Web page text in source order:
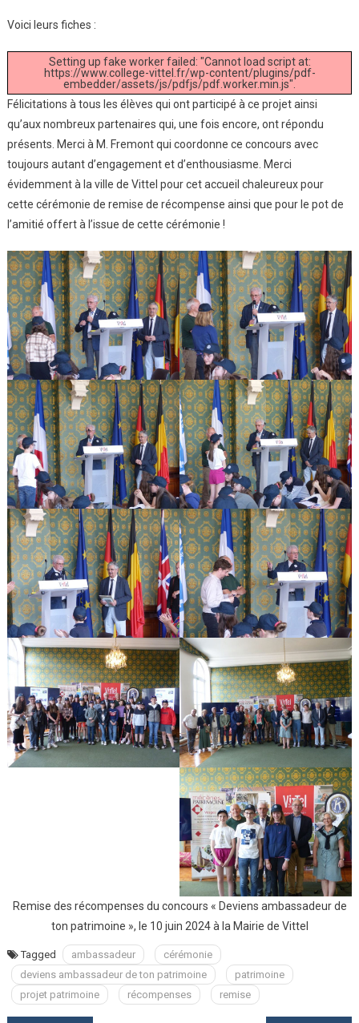
Voici leurs fiches :
Setting up fake worker failed: "Cannot load script at:
https://www.college-vittel.fr/wp-content/plugins/pdf-
embedder/assets/js/pdfjs/pdf.worker.min.js".
Félicitations à tous les élèves qui ont participé à ce projet ainsi
qu’aux nombreux partenaires qui, une fois encore, ont répondu
présents. Merci à M. Fremont qui coordonne ce concours avec
toujours autant d’engagement et d’enthousiasme. Merci
évidemment à la ville de Vittel pour cet accueil chaleureux pour
cette cérémonie de remise de récompense ainsi que pour le pot de
l’amitié offert à l’issue de cette cérémonie !
Remise des récompenses du concours « Deviens ambassadeur de
ton patrimoine », le 10 juin 2024 à la Mairie de Vittel
Tagged ambassadeur
cérémonie
deviens ambassadeur de ton patrimoine
patrimoine
projet patrimoine
récompenses remise